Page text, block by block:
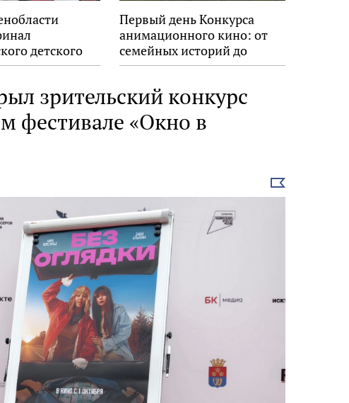
детского
форума
Первый день Конкурса
анимационного кино: от
семейных историй до
взрослых размышлений
зрительский конкурс
фестивале «Окно в
Выбрать
новость